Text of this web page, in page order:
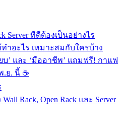
Server ทีดีต้องเป็นอย่างไร
ำอะไร เหมาะสมกับใครบ้าง
บ’ และ ‘มืออาชีพ’ แถมฟรี! กาแฟ
ย. นี้ ☕
Rack, Open Rack และ Server